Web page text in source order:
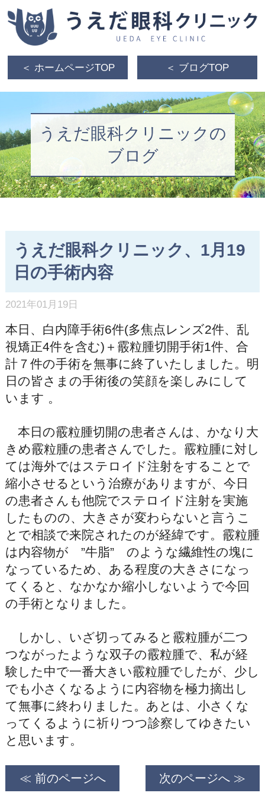
＜ ホームページTOP ＜ ブログTOP
うえだ眼科クリニックの
ブログ
うえだ眼科クリニック、1月19
日の手術内容
2021年01月19日
本日、白内障手術6件(多焦点レンズ2件、乱
視矯正4件を含む)＋霰粒腫切開手術1件、合
計７件の手術を無事に終了いたしました。明
日の皆さまの手術後の笑顔を楽しみにして
います 。
本日の霰粒腫切開の患者さんは、かなり大
きめ霰粒腫の患者さんでした。霰粒腫に対し
ては海外ではステロイド注射をすることで
縮小させるという治療がありますが、今日
の患者さんも他院でステロイド注射を実施
したものの、大きさが変わらないと言うこ
とで相談で来院されたのが経緯です。霰粒腫
は内容物が ”牛脂” のような繊維性の塊に
なっているため、ある程度の大きさになっ
てくると、なかなか縮小しないようで今回
の手術となりました。
しかし、いざ切ってみると霰粒腫が二つ
つながったような双子の霰粒腫で、私が経
験した中で一番大きい霰粒腫でしたが、少し
でも小さくなるように内容物を極力摘出し
て無事に終わりました。あとは、小さくな
ってくるように祈りつつ診察してゆきたい
と思います。
≪ 前のページへ 次のページへ ≫